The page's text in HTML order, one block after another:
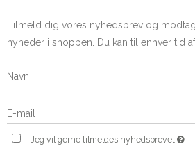
Tilmeld dig vores nyhedsbrev og
nyheder i shoppen. Du kan til enhver tid
Jeg vil gerne tilmeldes nyhedsbrevet